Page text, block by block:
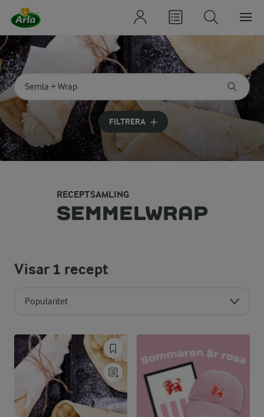
Sök på kategori eller ingrediens
Skriv in sökord för att få förslag
FILTRERA
RECEPTSAMLING
SEMMELWRAP
Visar1 recept
Popularitet